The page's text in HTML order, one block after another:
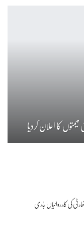
کا اعلان کردیا
کی کارروائیاں جاری